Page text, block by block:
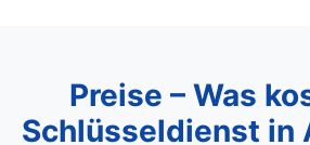
Preise – Was
Schlüsseldienst in